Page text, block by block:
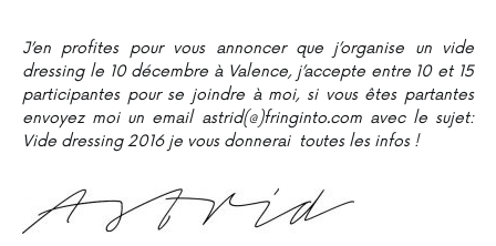
J’en profites pour vous annoncer que j’organise un vide
dressing le 10 décembre à Valence, j’accepte entre 10 et 15
participantes pour se joindre à moi, si vous êtes partantes
envoyez moi un email astrid(@)fringinto.com avec le sujet:
Vide dressing 2016 je vous donnerai toutes les infos !